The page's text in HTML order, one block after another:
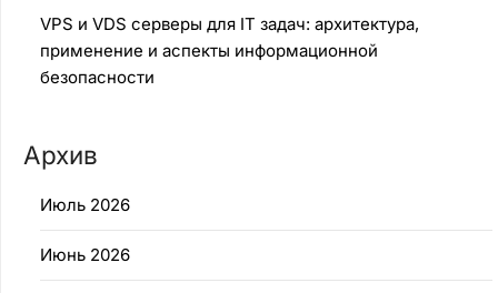
VPS и VDS серверы для IT задач: архитектура,
применение и аспекты информационной
безопасности
Архив
Июль 2026
Июнь 2026